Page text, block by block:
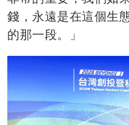
錢，永遠是在這個生
的那一段。」